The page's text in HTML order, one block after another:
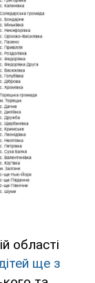
області
ще з